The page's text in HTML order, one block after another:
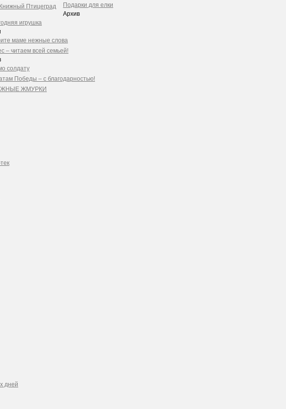
Книжный Птицеград
Подарки для елки
Архив
игрушка
маме нежные слова
– читаем всей семьей!
солдату
Победы – с благодарностью!
ЖМУРКИ
дней